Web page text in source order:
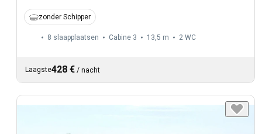
zonder Schipper
8 slaapplaatsen Cabine 3 13,5 m 2 WC
Laagste428 € / nacht